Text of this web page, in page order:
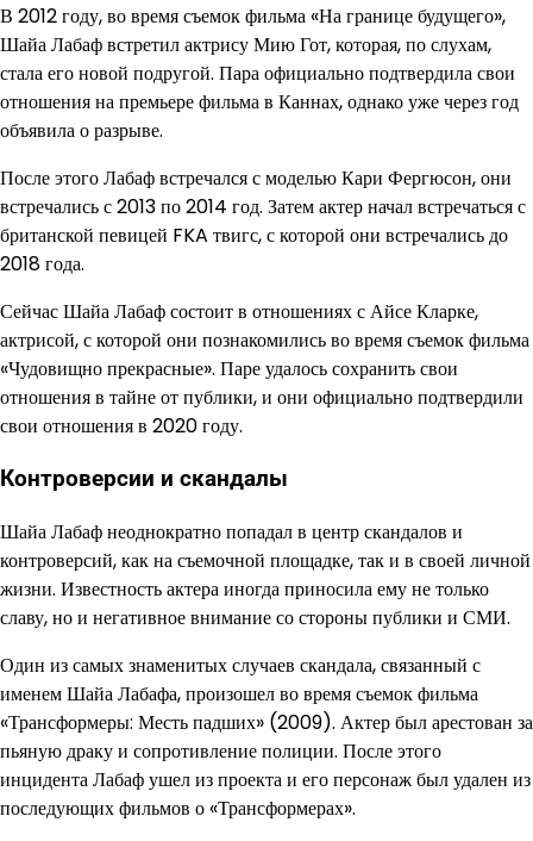
В 2012 году, во время съемок фильма «На границе будущего»,
Шайа Лабаф встретил актрису Мию Гот, которая, по слухам,
стала его новой подругой. Пара официально подтвердила свои
отношения на премьере фильма в Каннах, однако уже через год
объявила о разрыве.
После этого Лабаф встречался с моделью Кари Фергюсон, они
встречались с 2013 по 2014 год. Затем актер начал встречаться с
британской певицей FKA твигс, с которой они встречались до
2018 года.
Сейчас Шайа Лабаф состоит в отношениях с Айсе Кларке,
актрисой, с которой они познакомились во время съемок фильма
«Чудовищно прекрасные». Паре удалось сохранить свои
отношения в тайне от публики, и они официально подтвердили
свои отношения в 2020 году.
Контроверсии и скандалы
Шайа Лабаф неоднократно попадал в центр скандалов и
контроверсий, как на съемочной площадке, так и в своей личной
жизни. Известность актера иногда приносила ему не только
славу, но и негативное внимание со стороны публики и СМИ.
Один из самых знаменитых случаев скандала, связанный с
именем Шайа Лабафа, произошел во время съемок фильма
«Трансформеры: Месть падших» (2009). Актер был арестован за
пьяную драку и сопротивление полиции. После этого
инцидента Лабаф ушел из проекта и его персонаж был удален из
последующих фильмов о «Трансформерах».